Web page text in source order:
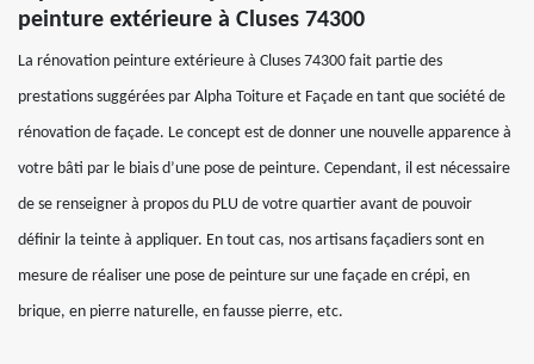
peinture extérieure à Cluses 74300
La rénovation peinture extérieure à Cluses 74300 fait partie des
prestations suggérées par Alpha Toiture et Façade en tant que société de
rénovation de façade. Le concept est de donner une nouvelle apparence à
votre bâti par le biais d’une pose de peinture. Cependant, il est nécessaire
de se renseigner à propos du PLU de votre quartier avant de pouvoir
définir la teinte à appliquer. En tout cas, nos artisans façadiers sont en
mesure de réaliser une pose de peinture sur une façade en crépi, en
brique, en pierre naturelle, en fausse pierre, etc.